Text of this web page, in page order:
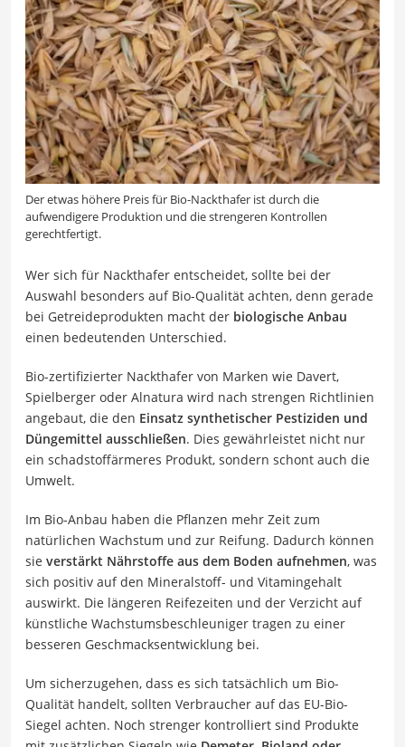
Der etwas höhere Preis für Bio-Nackthafer ist durch die
aufwendigere Produktion und die strengeren Kontrollen
gerechtfertigt.
Wer sich für Nackthafer entscheidet, sollte bei der
Auswahl besonders auf Bio-Qualität achten, denn gerade
bei Getreideprodukten macht der biologische Anbau
einen bedeutenden Unterschied.
Bio-zertifizierter Nackthafer von Marken wie Davert,
Spielberger oder Alnatura wird nach strengen Richtlinien
angebaut, die den Einsatz synthetischer Pestiziden und
Düngemittel ausschließen. Dies gewährleistet nicht nur
ein schadstoffärmeres Produkt, sondern schont auch die
Umwelt.
Im Bio-Anbau haben die Pflanzen mehr Zeit zum
natürlichen Wachstum und zur Reifung. Dadurch können
sie verstärkt Nährstoffe aus dem Boden aufnehmen, was
sich positiv auf den Mineralstoff- und Vitamingehalt
auswirkt. Die längeren Reifezeiten und der Verzicht auf
künstliche Wachstumsbeschleuniger tragen zu einer
besseren Geschmacksentwicklung bei.
Um sicherzugehen, dass es sich tatsächlich um Bio-
Qualität handelt, sollten Verbraucher auf das EU-Bio-
Siegel achten. Noch strenger kontrolliert sind Produkte